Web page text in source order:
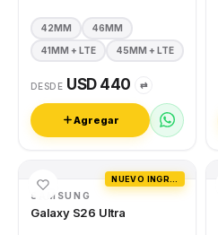
42MM 46MM
41MM + LTE 45MM + LTE
DESDE USD 440 ⇄
Agregar
SAMSUNG
Galaxy S26 Ultra